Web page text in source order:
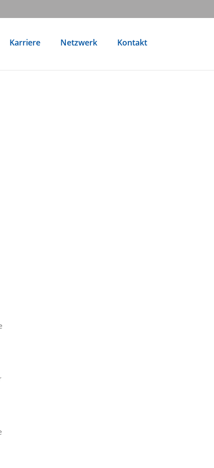
Karriere Netzwerk Kontakt